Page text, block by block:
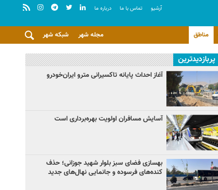
آرشيو تماس با ما درباره ما
مناطق شبکه شهر مجله شهر
پربازدیدترین
آغاز احداث پایانه تاکسیرانی مترو ایران‌خودرو
آسایش مسافران اولویت بهره‌برداری است
بهسازی فضای سبز بلوار شهید جوزانی؛ حذف
کنده‌های فرسوده و جانمایی نهال‌های جدید